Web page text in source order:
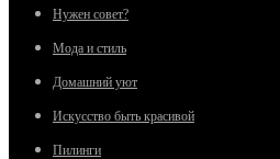
Нужен совет?
Мода и стиль
Домашний уют
Искусство быть красивой
Пилинги